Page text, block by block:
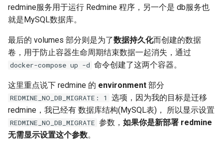
Docker logs 命令
Docker 容器端口映射
容器多个进程
Docker exec 命令
Docker 推送镜像到仓库要几
vsftp 配置白/白名单
Linux系统定制PS1变量
NFS nobody权限问题
ldconfig 命令
su 命令
VMware vSphere 客户端报错
VMware vSphere Web客户端
VMware vSphere 5.5 SIOC
VMware vSphere 5.5 发布
VMware vSphere ESXi 需要整
合虚拟机磁盘
DRBD 故障测试及脑裂处理
Mysql 高可用
Mysql Innodb 使用独立表空
Mysql 基本sql语句
Mysql show processlist
redmine服务用于运行 Redmine 程序，另一个是 db服务也
就是MySQL数据库。
最后的 volumes 部分则是为了数据持久化而创建的数据
卷，用于防止容器生命周期结束数据一起消失，通过
docker-compose up -d 命令创建了这两个容器。
这里重点说下 redmine 的 environment 部分
REDMINE_NO_DB_MIGRATE: 1
选项，因为我的目标是迁移
redmine，我已经有 数据库结构(MySQL表)， 所以显示设置
REDMINE_NO_DB_MIGRATE 参数， 如果你是新部署 redmine
无需显示设置这个参数。